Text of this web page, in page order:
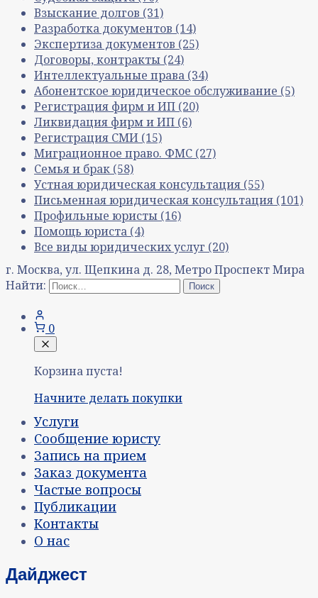
Взыскание долгов (31)
Разработка документов (14)
Экспертиза документов (25)
Договоры, контракты (24)
Интеллектуальные права (34)
Абонентское юридическое обслуживание (5)
Регистрация фирм и ИП (20)
Ликвидация фирм и ИП (6)
Регистрация СМИ (15)
Миграционное право. ФМС (27)
Семья и брак (58)
Устная юридическая консультация (55)
Письменная юридическая консультация (101)
Профильные юристы (16)
Помощь юриста (4)
Все виды юридических услуг (20)
г. Москва, ул. Щепкина д. 28, Метро Проспект Мира
Найти:
0
Корзина пуста!
Начните делать покупки
Услуги
Сообщение юристу
Запись на прием
Заказ документа
Частые вопросы
Публикации
Контакты
О нас
Дайджест